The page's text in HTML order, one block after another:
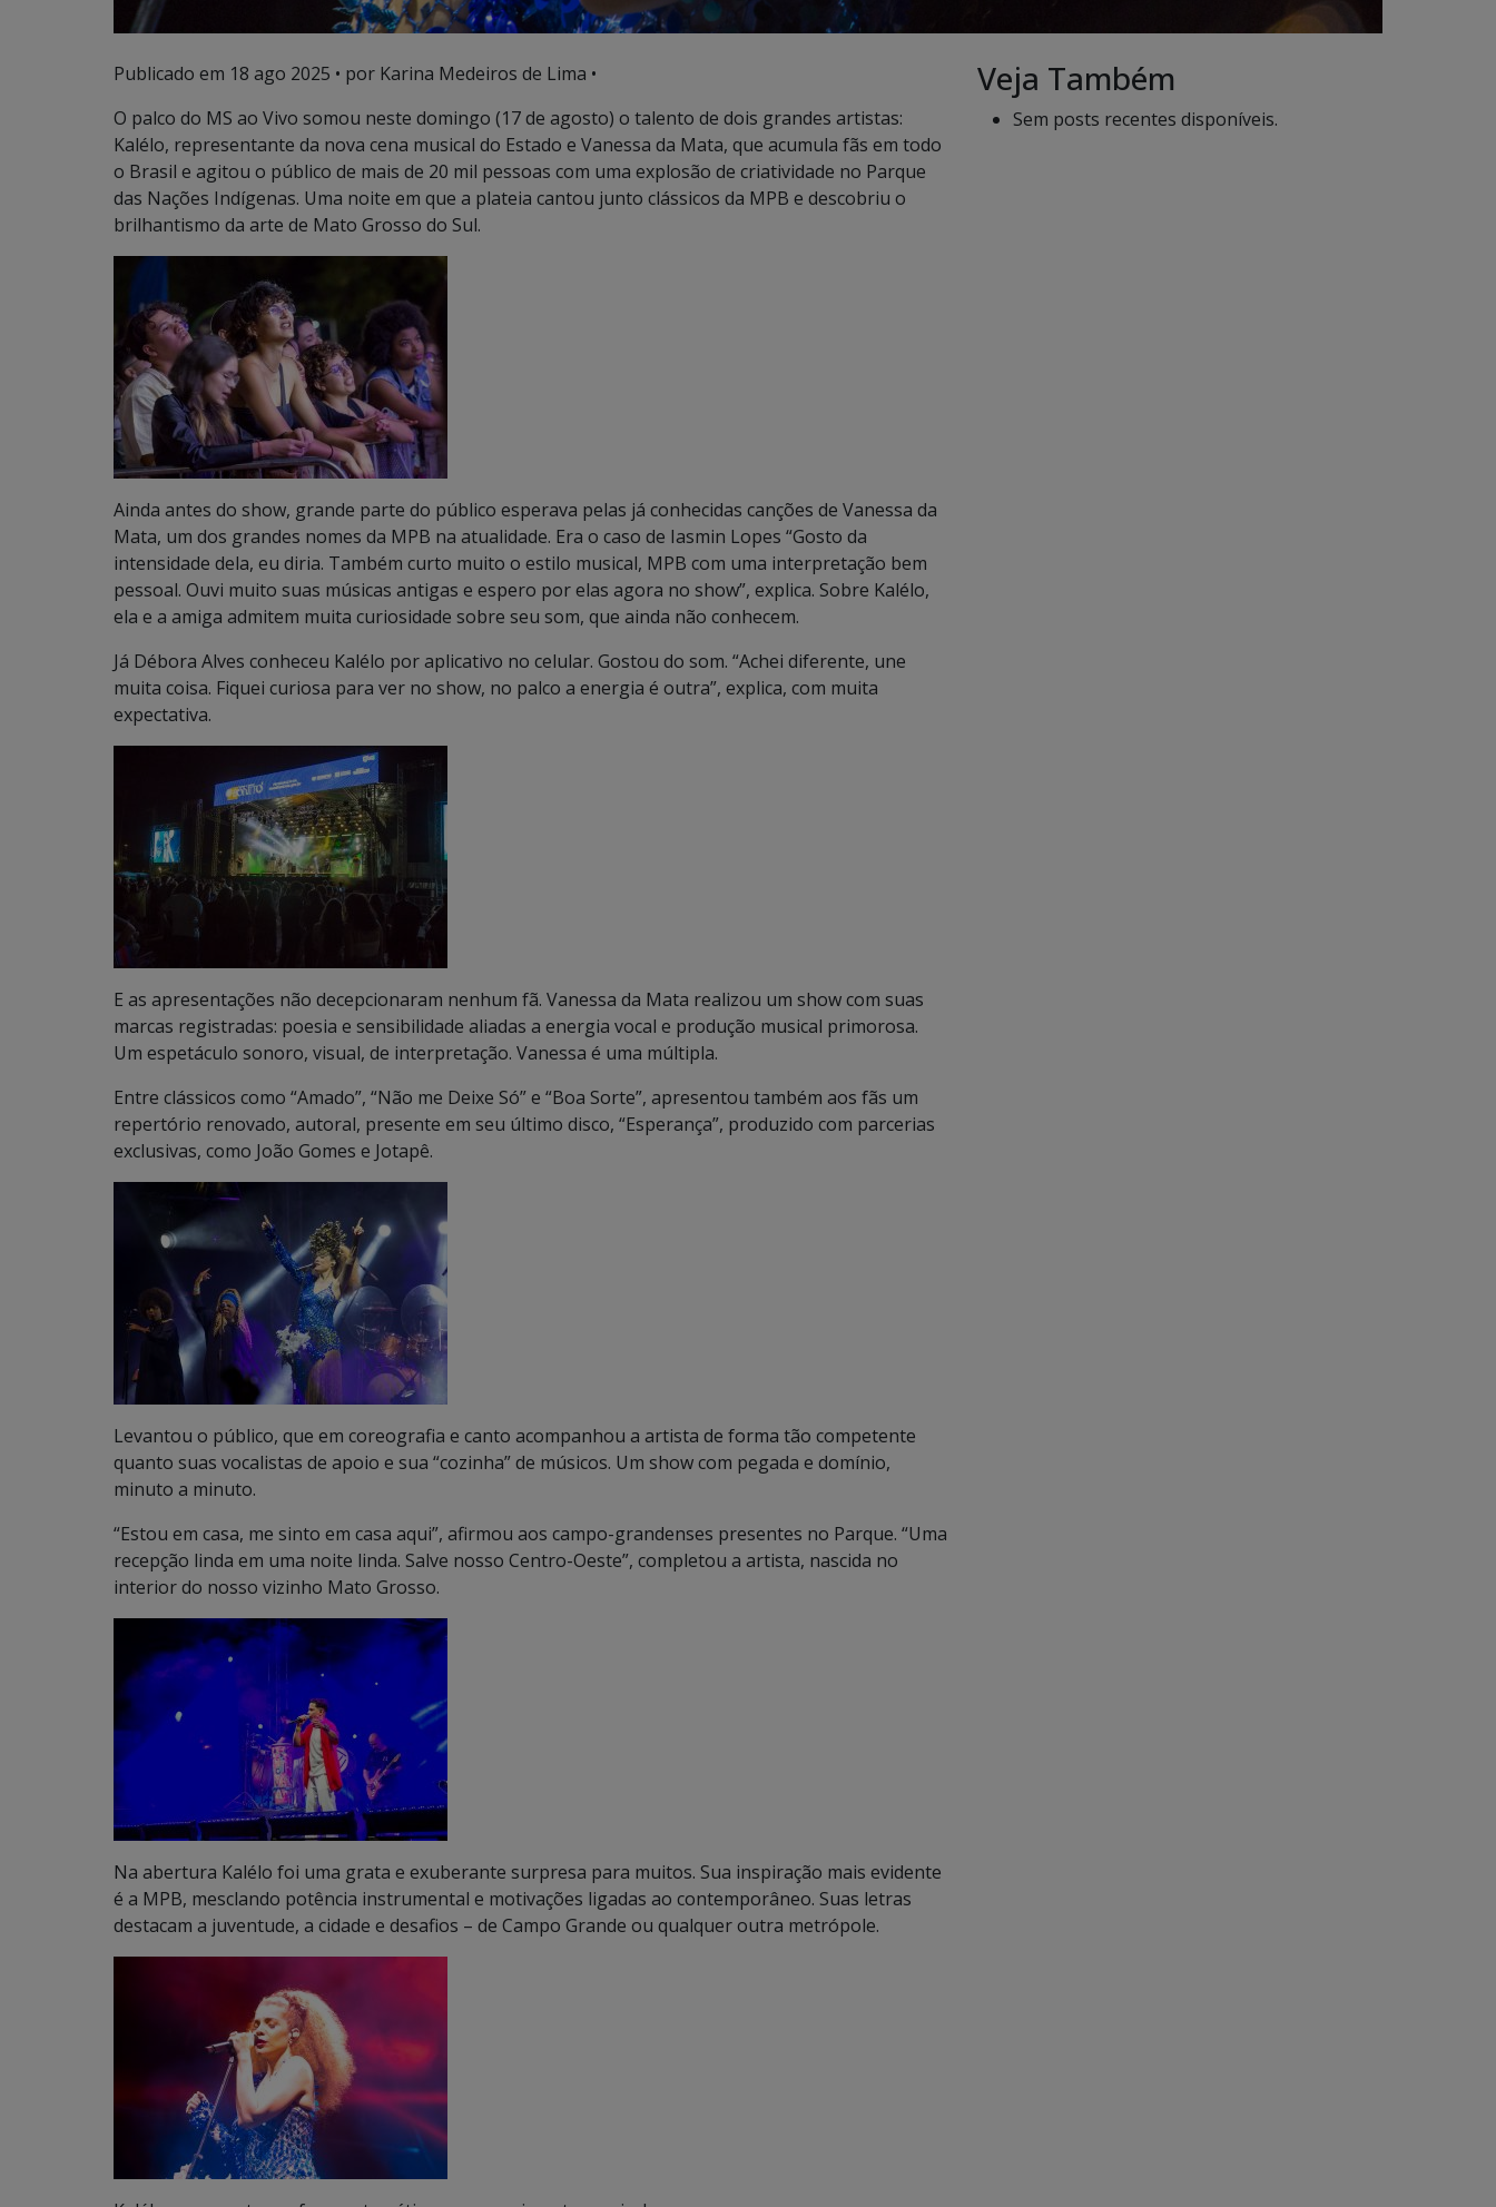
Publicado em 18 ago 2025 • por Karina Medeiros de Lima •
O palco do MS ao Vivo somou neste domingo (17 de agosto) o talento de dois grandes artistas:
Kalélo, representante da nova cena musical do Estado e Vanessa da Mata, que acumula fãs em todo
o Brasil e agitou o público de mais de 20 mil pessoas com uma explosão de criatividade no Parque
das Nações Indígenas. Uma noite em que a plateia cantou junto clássicos da MPB e descobriu o
brilhantismo da arte de Mato Grosso do Sul.
Ainda antes do show, grande parte do público esperava pelas já conhecidas canções de Vanessa da
Mata, um dos grandes nomes da MPB na atualidade. Era o caso de Iasmin Lopes “Gosto da
intensidade dela, eu diria. Também curto muito o estilo musical, MPB com uma interpretação bem
pessoal. Ouvi muito suas músicas antigas e espero por elas agora no show”, explica. Sobre Kalélo,
ela e a amiga admitem muita curiosidade sobre seu som, que ainda não conhecem.
Já Débora Alves conheceu Kalélo por aplicativo no celular. Gostou do som. “Achei diferente, une
muita coisa. Fiquei curiosa para ver no show, no palco a energia é outra”, explica, com muita
expectativa.
E as apresentações não decepcionaram nenhum fã. Vanessa da Mata realizou um show com suas
marcas registradas: poesia e sensibilidade aliadas a energia vocal e produção musical primorosa.
Um espetáculo sonoro, visual, de interpretação. Vanessa é uma múltipla.
Entre clássicos como “Amado”, “Não me Deixe Só” e “Boa Sorte”, apresentou também aos fãs um
repertório renovado, autoral, presente em seu último disco, “Esperança”, produzido com parcerias
exclusivas, como João Gomes e Jotapê.
Levantou o público, que em coreografia e canto acompanhou a artista de forma tão competente
quanto suas vocalistas de apoio e sua “cozinha” de músicos. Um show com pegada e domínio,
minuto a minuto.
“Estou em casa, me sinto em casa aqui”, afirmou aos campo-grandenses presentes no Parque. “Uma
recepção linda em uma noite linda. Salve nosso Centro-Oeste”, completou a artista, nascida no
interior do nosso vizinho Mato Grosso.
Na abertura Kalélo foi uma grata e exuberante surpresa para muitos. Sua inspiração mais evidente
é a MPB, mesclando potência instrumental e motivações ligadas ao contemporâneo. Suas letras
destacam a juventude, a cidade e desafios – de Campo Grande ou qualquer outra metrópole.
Veja Também
Sem posts recentes disponíveis.